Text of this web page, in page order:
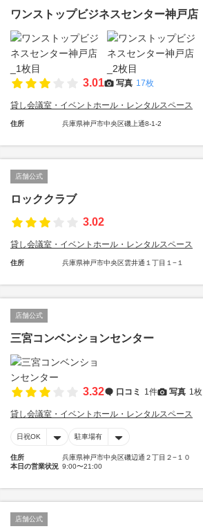
ワンストップビジネスセンター神戸店
3.01 写真 17枚
貸し会議室・イベントホール・レンタルスペース
住所 兵庫県神戸市中央区磯上通8-1-2
店舗公式
ロッククラブ
3.02
貸し会議室・イベントホール・レンタルスペース
住所 兵庫県神戸市中央区雲井通１丁目１−１
店舗公式
三宮コンベンションセンター
3.32 口コミ 1件 写真 1枚
貸し会議室・イベントホール・レンタルスペース
日祝OK 駐車場有
住所
兵庫県神戸市中央区磯辺通２丁目２−１０
本日の営業状況 9:00〜21:00
店舗公式